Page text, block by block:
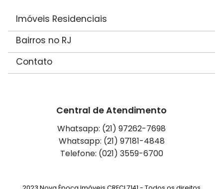
Imóveis Residenciais
Bairros no RJ
Contato
Central de Atendimento
Whatsapp: (21) 97262-7698
Whatsapp: (21) 97181-4848
Telefone: (021) 3559-6700